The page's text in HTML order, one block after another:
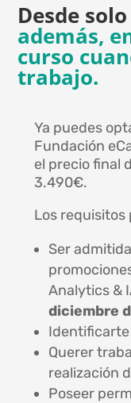
Desde
además,
curso
trabajo.
Ya puedes
Fundación
el precio final
3.490€.
Los requisitos
Ser
Analytics &
diciembre
Querer
realización
Poseer